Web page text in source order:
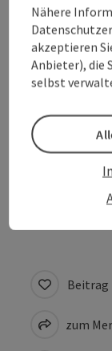
Eignung
Kontakt
Beitrag
zum
Nähere
akzeptieren
Anbieter), die
selbst